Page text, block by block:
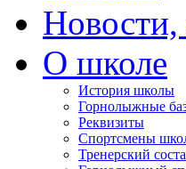
О школе
История школы
Горнолыжные
Реквизиты
Спортсмены
Тренерский